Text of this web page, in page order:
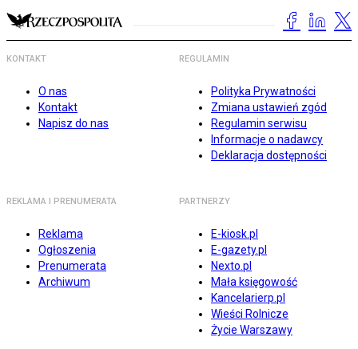
KONTAKT
O nas
Kontakt
Napisz do nas
REGULAMIN
Polityka Prywatności
Zmiana ustawień zgód
Regulamin serwisu
Informacje o nadawcy
Deklaracja dostępności
REKLAMA I PRENUMERATA
Reklama
Ogłoszenia
Prenumerata
Archiwum
PARTNERZY
E-kiosk.pl
E-gazety.pl
Nexto.pl
Mała księgowość
Kancelarierp.pl
Wieści Rolnicze
Życie Warszawy